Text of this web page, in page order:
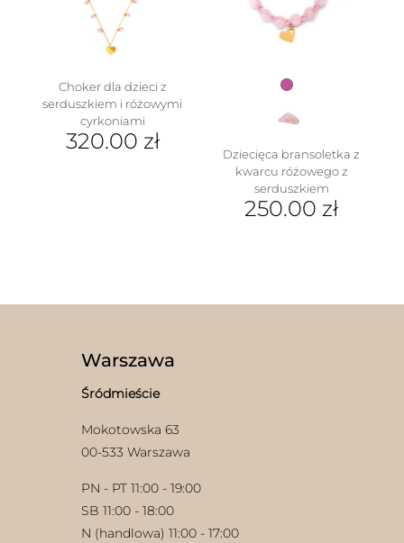
wybrać
na
stronie
Choker dla dzieci z
serduszkiem i różowymi
cyrkoniami
320.00 zł
Dziecięca bransoletka z
kwarcu różowego z
serduszkiem
250.00 zł
Warszawa
Śródmieście
Mokotowska 63
00-533 Warszawa
PN - PT 11:00 - 19:00
SB 11:00 - 18:00
N (handlowa) 11:00 - 17:00